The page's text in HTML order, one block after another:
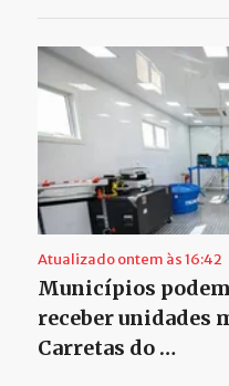
Atualizado ontem às 16:42
Municípios
receber unidades
Carretas do …